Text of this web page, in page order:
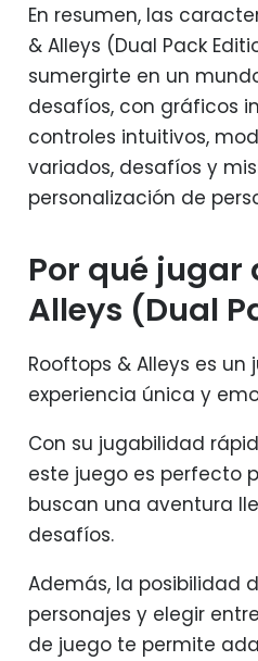
En resumen, las
& Alleys (Dual Pack
sumergirte en un
desafíos, con gráficos
controles intuitivos,
variados, desafíos y
personalización de
Por qué jugar
Alleys (Dual
Rooftops & Alleys es
experiencia única y
Con su jugabilidad
este juego es perfecto
buscan una aventura
desafíos.
Además, la posibilidad
personajes y elegir
de juego te permite